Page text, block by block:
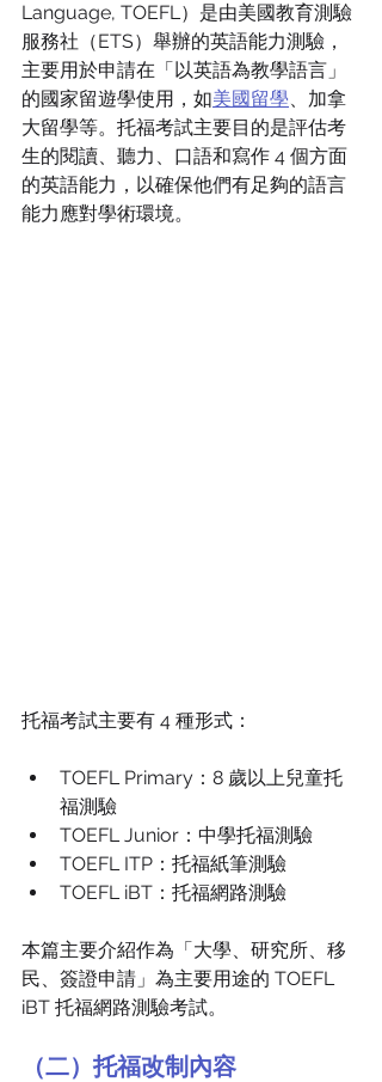
Language, TOEFL）是由美國教育測驗
服務社（ETS）舉辦的英語能力測驗，
主要用於申請在「以英語為教學語言」
的國家留遊學使用，如美國留學、加拿
大留學等。托福考試主要目的是評估考
生的閱讀、聽力、口語和寫作 4 個方面
的英語能力，以確保他們有足夠的語言
能力應對學術環境。
托福考試主要有 4 種形式：
TOEFL Primary：8 歲以上兒童托
福測驗
TOEFL Junior：中學托福測驗
TOEFL ITP：托福紙筆測驗
TOEFL iBT：托福網路測驗
本篇主要介紹作為「大學、研究所、移
民、簽證申請」為主要用途的 TOEFL
iBT 托福網路測驗考試。
（二）托福改制內容